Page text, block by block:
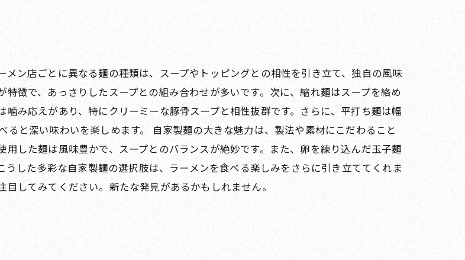
ン店ごとに異なる麺の種類は、スープやトッピングとの相性を引き立て、独自の風味
徴で、あっさりしたスープとの組み合わせが多いです。次に、縮れ麺はスープを絡め
み応えがあり、特にクリーミーな豚骨スープと相性抜群です。さらに、平打ち麺は幅
と深い味わいを楽しめます。 自家製麺の大きな魅力は、製法や素材にこだわること
した麺は風味豊かで、スープとのバランスが絶妙です。また、卵を練り込んだ玉子麺
した多彩な自家製麺の選択肢は、ラーメンを食べる楽しみをさらに引き立ててくれま
してみてください。新たな発見があるかもしれません。